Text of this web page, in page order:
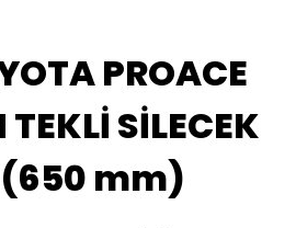
PROACE
SİLECEK
(650 mm)